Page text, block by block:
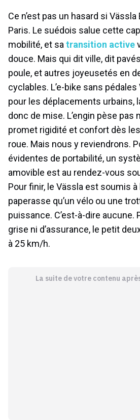
Ce n’est pas un hasard si Vässla
Paris. Le suédois salue cette
mobilité, et sa transition active
douce. Mais qui dit ville, dit
poule, et autres joyeusetés en
cyclables. L’e-bike sans pédales
pour les déplacements urbains,
donc de mise. L’engin pèse pas
promet rigidité et confort dès
roue. Mais nous y reviendrons.
évidentes de portabilité, un
amovible est au rendez-vous
Pour finir, le Vässla est soumis à
paperasse qu’un vélo ou une
puissance. C’est-à-dire aucune.
grise ni d’assurance, le petit
à 25 km/h.
La suite de votre contenu